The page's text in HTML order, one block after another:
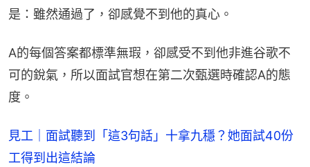
是：雖然通過了，卻感覺不到他的真心。
A的每個答案都標準無瑕，卻感受不到他非進谷歌不
可的銳氣，所以面試官想在第二次甄選時確認A的態
度。
見工｜面試聽到「這3句話」十拿九穩？她面試40份
工得到出這結論